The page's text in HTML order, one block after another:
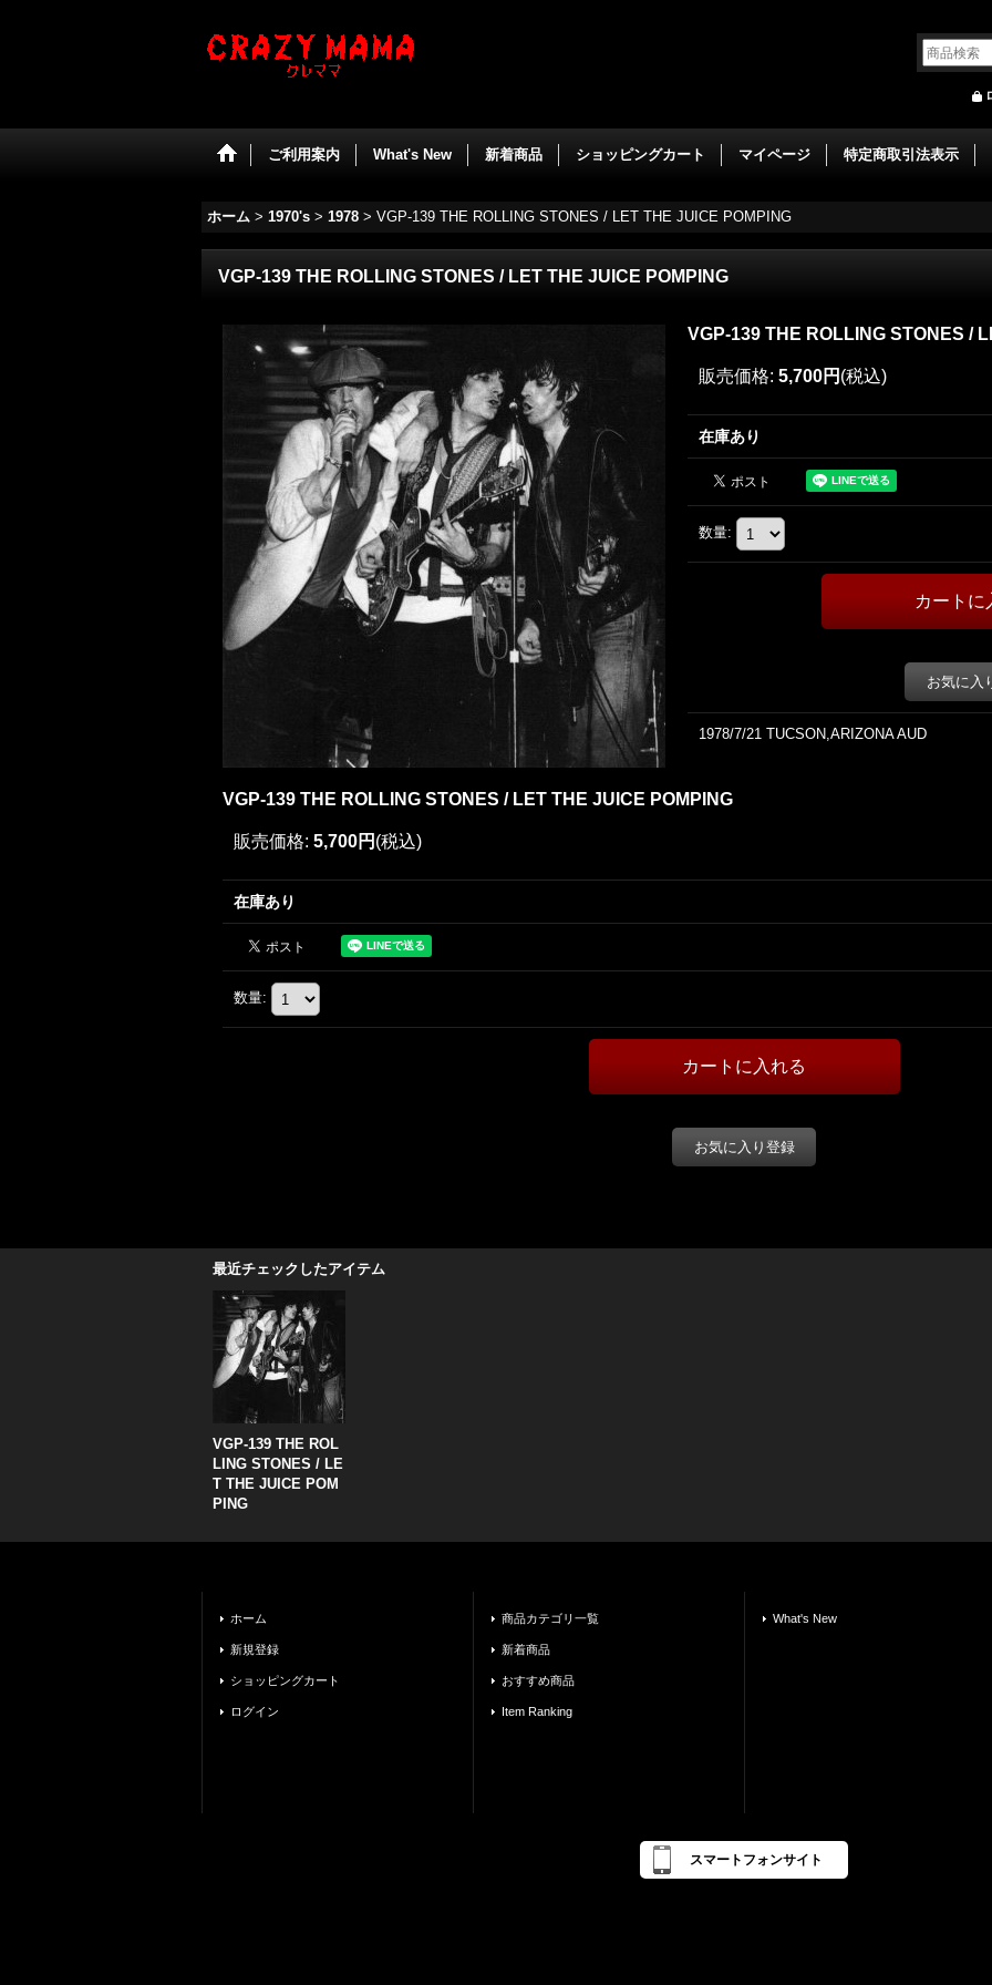
ご利用案内 What's New 新着商品 ショッピングカート マイページ 特定商取引法表示
ホーム > 1970's > 1978 > VGP-139 THE ROLLING STONES / LET THE JUICE POMPING
VGP-139 THE ROLLING STONES / LET THE JUICE POMPING
VGP-139 THE ROLLING STONES /
販売価格: 5,700円 (税込)
在庫あり
数量:
お気に入
1978/7/21 TUCSON,ARIZONA AUD
VGP-139 THE ROLLING STONES / LET THE JUICE POMPING
販売価格: 5,700円 (税込)
在庫あり
数量:
お気に入り登録
最近チェックしたアイテム
VGP-139 THE ROL
LING STONES / LE
T THE JUICE POM
PING
ホーム
新規登録
ショッピングカート
ログイン
商品カテゴリ一覧
新着商品
おすすめ商品
Item Ranking
What's New
スマートフォンサイト